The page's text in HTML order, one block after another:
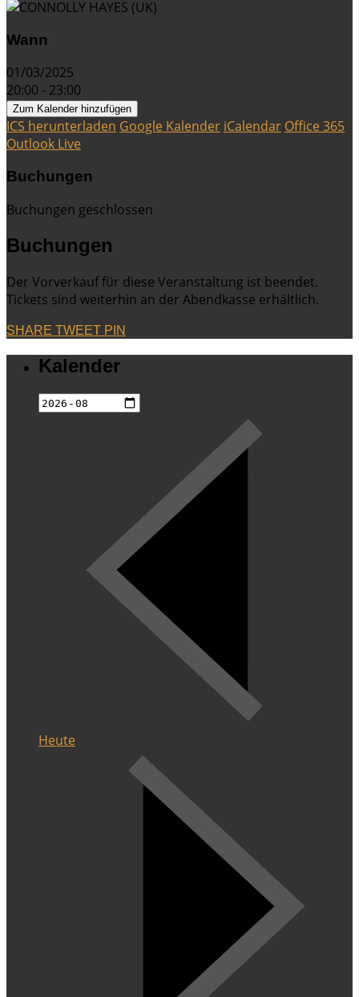
Wann
01/03/2025
20:00 - 23:00
Zum Kalender hinzufügen
ICS herunterladen Google Kalender iCalendar Office 365
Outlook Live
Buchungen
Buchungen geschlossen
Buchungen
Der Vorverkauf für diese Veranstaltung ist beendet.
Tickets sind weiterhin an der Abendkasse erhältlich.
SHARE TWEET PIN
Kalender
Heute